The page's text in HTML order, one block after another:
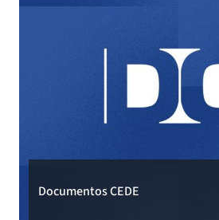
Documentos CEDE